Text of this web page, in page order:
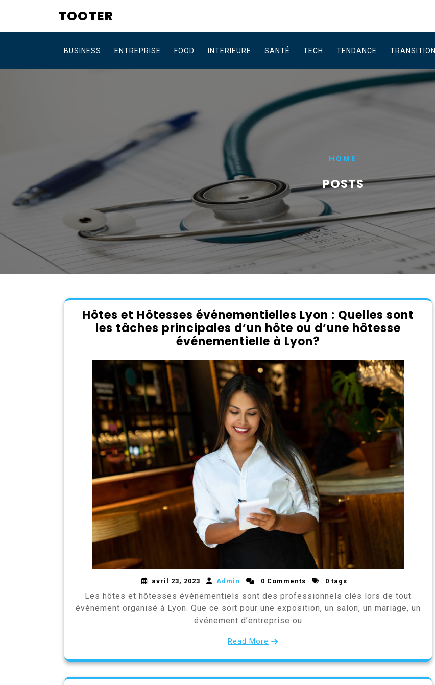
content
TOOTER
BUSINESS ENTREPRISE FOOD INTERIEURE SANTÉ TECH TENDANCE TRANSITION
HOME
POSTS
Hôtes et Hôtesses événementielles Lyon : Quelles sont
les tâches principales d’un hôte ou d’une hôtesse
événementielle à Lyon?
avril 23, 2023 Admin 0 Comments 0 tags
Les hôtes et hôtesses événementiels sont des professionnels clés lors de tout
événement organisé à Lyon. Que ce soit pour une exposition, un salon, un mariage, un
événement d’entreprise ou
Read More